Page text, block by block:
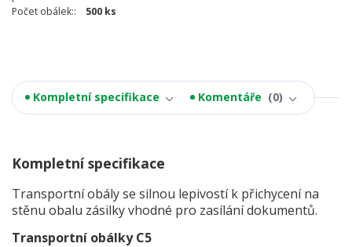
Počet obálek:: 500 ks
Kompletní specifikace Komentáře 0
Kompletní specifikace
Transportní obály se silnou lepivostí k přichycení na
stěnu obalu zásilky vhodné pro zasílání dokumentů.
Transportní obálky C5